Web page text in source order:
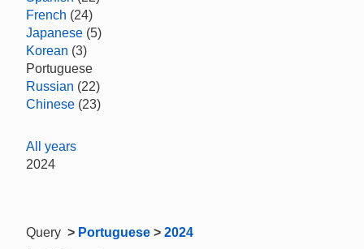
French (24)
Japanese (5)
Korean (3)
Portuguese
Russian (22)
Chinese (23)
All years
2024
Query > Portuguese > 2024